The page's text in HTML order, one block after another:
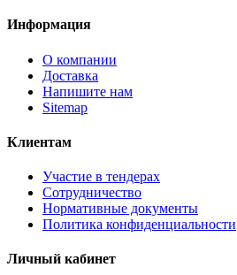
Информация
О компании
Доставка
Напишите нам
Sitemap
Клиентам
Участие в тендерах
Сотрудничество
Нормативные документы
Политика конфиденциальности
Личный кабинет